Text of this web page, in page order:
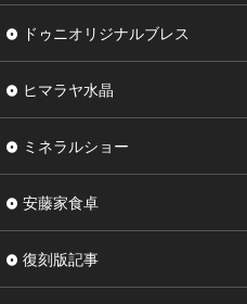
ドゥニオリジナルブレス
ヒマラヤ水晶
ミネラルショー
安藤家食卓
復刻版記事